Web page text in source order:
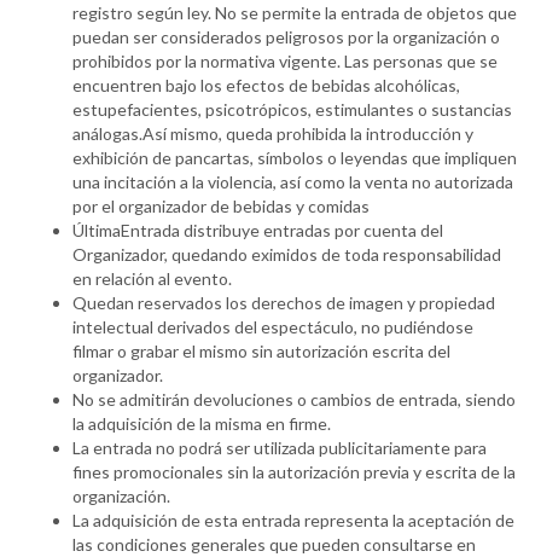
registro según ley. No se permite la entrada de objetos que
puedan ser considerados peligrosos por la organización o
prohibidos por la normativa vigente. Las personas que se
encuentren bajo los efectos de bebidas alcohólicas,
estupefacientes, psicotrópicos, estimulantes o sustancias
análogas.Así mismo, queda prohibida la introducción y
exhibición de pancartas, símbolos o leyendas que impliquen
una incitación a la violencia, así como la venta no autorizada
por el organizador de bebidas y comidas
ÚltimaEntrada distribuye entradas por cuenta del
Organizador, quedando eximidos de toda responsabilidad
en relación al evento.
Quedan reservados los derechos de imagen y propiedad
intelectual derivados del espectáculo, no pudiéndose
filmar o grabar el mismo sin autorización escrita del
organizador.
No se admitirán devoluciones o cambios de entrada, siendo
la adquisición de la misma en firme.
La entrada no podrá ser utilizada publicitariamente para
fines promocionales sin la autorización previa y escrita de la
organización.
La adquisición de esta entrada representa la aceptación de
las condiciones generales que pueden consultarse en